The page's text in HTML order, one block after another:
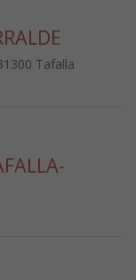
Tafalla